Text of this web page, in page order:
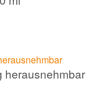
herausnehmbar